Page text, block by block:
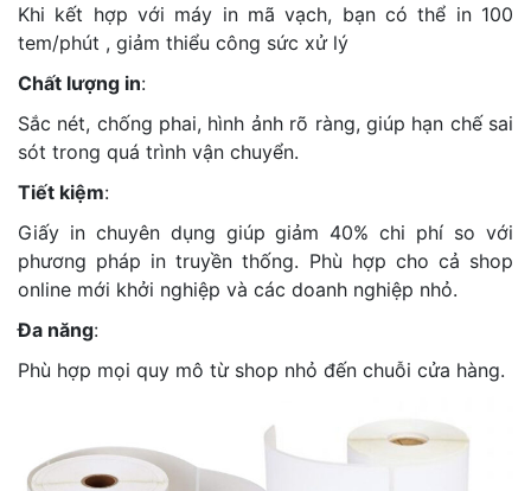
Khi kết hợp với máy in mã vạch, bạn có thể in 100
tem/phút , giảm thiểu công sức xử lý
Chất lượng in:
Sắc nét, chống phai, hình ảnh rõ ràng, giúp hạn chế sai
sót trong quá trình vận chuyển.
Tiết kiệm:
Giấy in chuyên dụng giúp giảm 40% chi phí so với
phương pháp in truyền thống. Phù hợp cho cả shop
online mới khởi nghiệp và các doanh nghiệp nhỏ.
Đa năng:
Phù hợp mọi quy mô từ shop nhỏ đến chuỗi cửa hàng.